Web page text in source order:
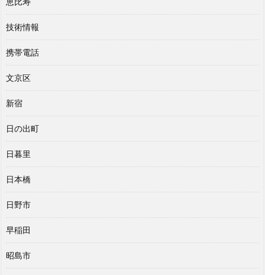
技術情報
携帯電話
文京区
新宿
日の出町
日暮里
日本橋
日野市
早稲田
昭島市